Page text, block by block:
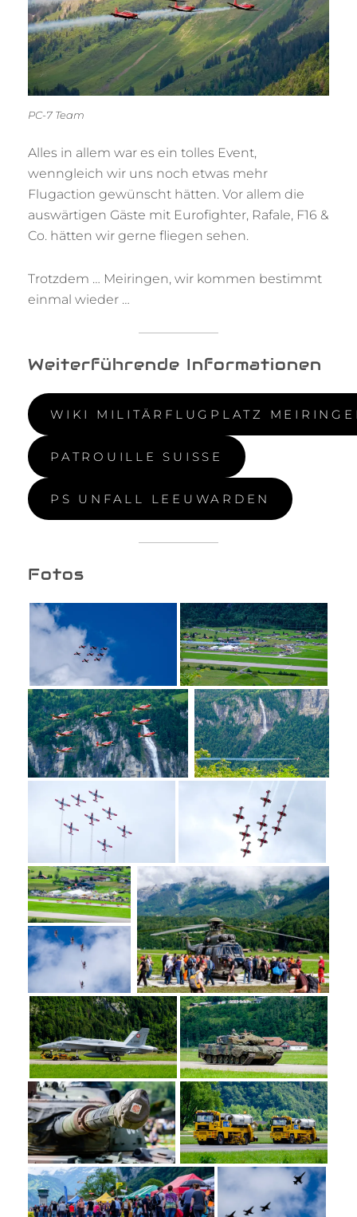
PC-7 Team
Alles in allem war es ein tolles Event,
wenngleich wir uns noch etwas mehr
Flugaction gewünscht hätten. Vor allem die
auswärtigen Gäste mit Eurofighter, Rafale, F16 &
Co. hätten wir gerne fliegen sehen.
Trotzdem … Meiringen, wir kommen bestimmt
einmal wieder …
Weiterführende Informationen
WIKI MILITÄRFLUGPLATZ
PATROUILLE SUISSE
PS UNFALL LEEUWARDEN
Fotos